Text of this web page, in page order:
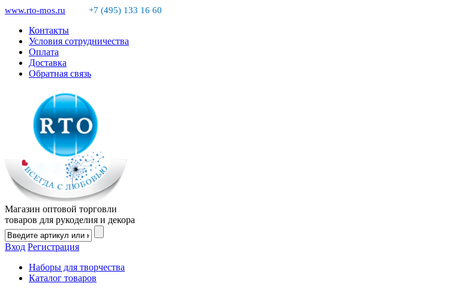
www.rto-mos.ru +7 (495) 133 16 60
Контакты
Условия сотрудничества
Оплата
Доставка
Обратная связь
Магазин оптовой торговли
товаров для рукоделия и декора
Вход Регистрация
Наборы для творчества
Каталог товаров